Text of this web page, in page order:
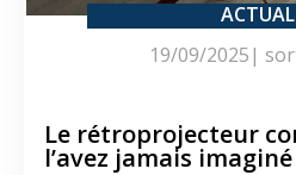
19/09/2025|
Le rétroprojecteur
l’avez jamais imaginé